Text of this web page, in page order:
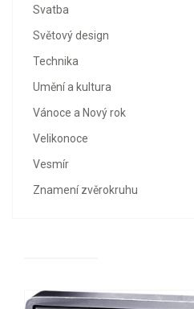
Svatba
Světový design
Technika
Umění a kultura
Vánoce a Nový rok
Velikonoce
Vesmír
Znamení zvěrokruhu